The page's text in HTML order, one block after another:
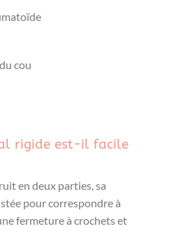
cou
rigide est-il facile
en deux parties, sa
pour correspondre à
fermeture à crochets et